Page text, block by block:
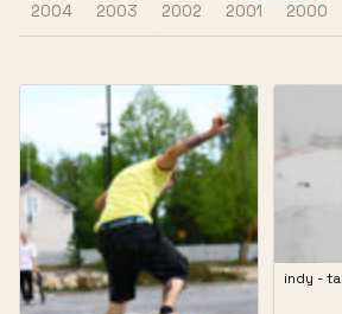
2004
2003 2002 2001 2000
indy -